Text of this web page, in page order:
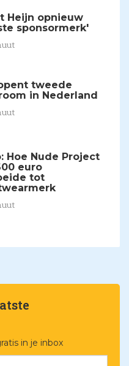
Heijn opnieuw
sponsormerk'
tweede
in Nederland
Hoe Nude Project
euro
tot
in je inbox